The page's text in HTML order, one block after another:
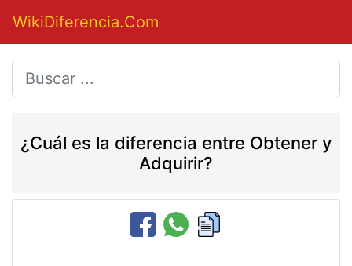
WikiDiferencia.Com
¿Cuál es la diferencia entre Obtener y
Adquirir?